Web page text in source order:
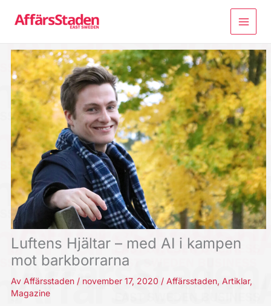
Luftens Hjältar – med AI i kampen
mot barkborrarna
Av Affärsstaden / november 17, 2020 / Affärsstaden, Artiklar,
Magazine